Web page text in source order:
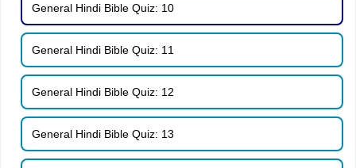
General Hindi Bible Quiz: 10
General Hindi Bible Quiz: 11
General Hindi Bible Quiz: 12
General Hindi Bible Quiz: 13